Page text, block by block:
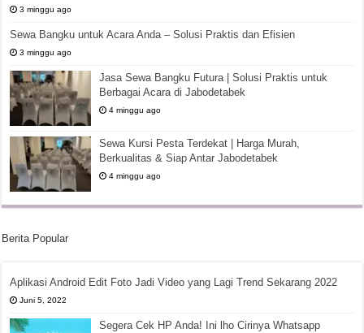
3 minggu ago
Sewa Bangku untuk Acara Anda – Solusi Praktis dan Efisien
3 minggu ago
Jasa Sewa Bangku Futura | Solusi Praktis untuk
Berbagai Acara di Jabodetabek
4 minggu ago
Sewa Kursi Pesta Terdekat | Harga Murah,
Berkualitas & Siap Antar Jabodetabek
4 minggu ago
Berita Popular
Aplikasi Android Edit Foto Jadi Video yang Lagi Trend Sekarang 2022
Juni 5, 2022
Segera Cek HP Anda! Ini lho Cirinya Whatsapp